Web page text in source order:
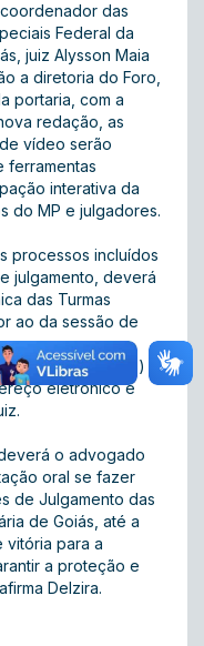
das
Federal da
juiz Alysson Maia
a diretoria do Foro,
portaria, com a
redação, as
vídeo serão
ferramentas
interativa da
do MP e julgadores.
processos incluídos
julgamento, deverá
das Turmas
ao da sessão de
indicação do(s)
eletrônico e
o advogado
oral se fazer
de Julgamento das
de Goiás, até a
vitória para a
a proteção e
Delzira.